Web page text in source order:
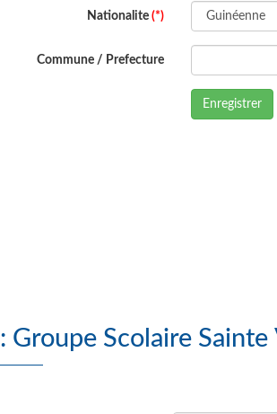
Nationalite (*)
Commune / Prefecture
Enregistrer
Liste des Elèves : Groupe Scolaire